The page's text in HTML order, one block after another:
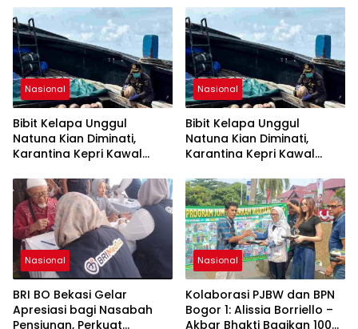
Nasional
Bibit Kelapa Unggul
Natuna Kian Diminati,
Karantina Kepri Kawal
Bintan
Nasional
Bibit Kelapa Unggul
Natuna Kian Diminati,
Karantina Kepri Kawal
Bintan
Nasional
BRI BO Bekasi Gelar
Apresiasi bagi Nasabah
Pensiunan, Perkuat
Nasional
Kolaborasi PJBW dan BPN
Bogor 1: Alissia Borriello –
Akbar Bhakti Bagikan 100